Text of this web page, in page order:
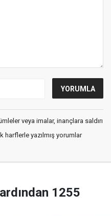
veya imalar, inançlara saldırı
harflerle yazılmış yorumlar
1255